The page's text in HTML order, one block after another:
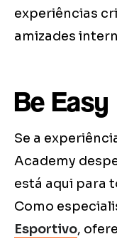
experiências
amizades
Be Easy
Se a
Academy
está aqui para
Como
Esportivo,